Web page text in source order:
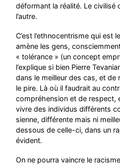
déformant la réalité. Le civilisé
l’autre.
C’est l’ethnocentrisme qui est
amène les gens,
« tolérance » (un concept
l’explique si bien Pierre
dans le meilleur des cas, et de
le pire. Là où il faudrait au
compréhension et de respect,
vivre des individus différents
sienne, différente mais ni
dessous de celle-ci, dans un
évident.
On ne pourra vaincre le